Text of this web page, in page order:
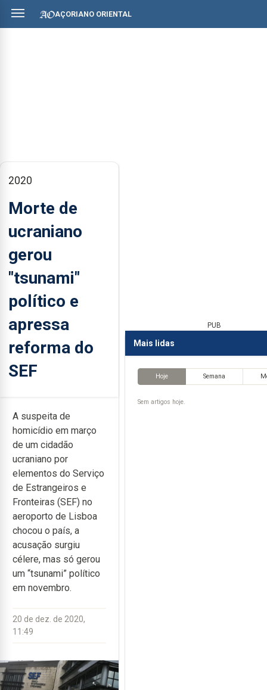
AÇORIANO ORIENTAL
2020
Morte de
ucraniano
gerou
"tsunami"
político e
apressa
reforma do
SEF
A suspeita de
homicídio em março
de um cidadão
ucraniano por
elementos do Serviço
de Estrangeiros e
Fronteiras (SEF) no
aeroporto de Lisboa
chocou o país, a
acusação surgiu
célere, mas só gerou
um “tsunami” político
em novembro.
20 de dez. de 2020,
11:49
PUB
Mais lidas
Hoje Semana
Sem artigos hoje.